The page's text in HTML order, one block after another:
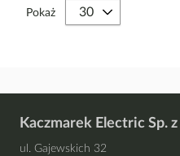
Pokaż
Kaczmarek Electric Sp. z
ul. Gajewskich 32